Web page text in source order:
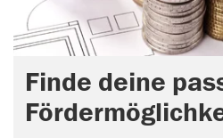
Finde deine